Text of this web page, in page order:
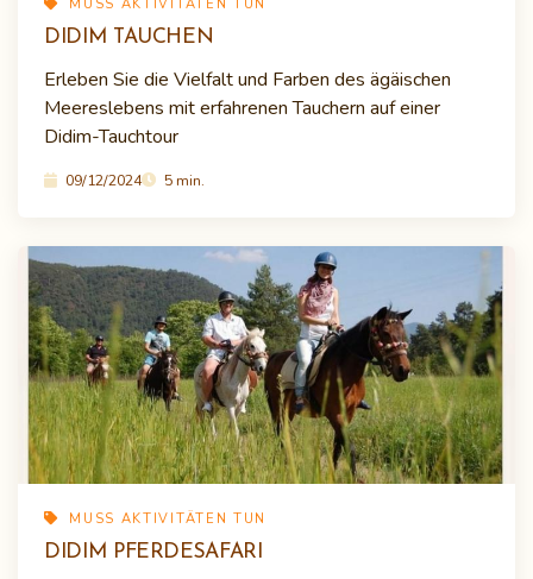
MUSS AKTIVITÄTEN TUN
DIDIM TAUCHEN
Erleben Sie die Vielfalt und Farben des ägäischen
Meereslebens mit erfahrenen Tauchern auf einer
Didim-Tauchtour
09/12/2024 5 min.
MUSS AKTIVITÄTEN TUN
DIDIM PFERDESAFARI